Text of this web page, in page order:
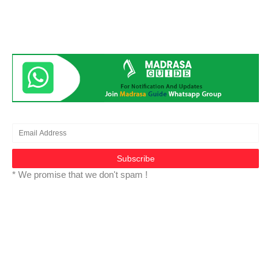
* We promise that we don't spam !